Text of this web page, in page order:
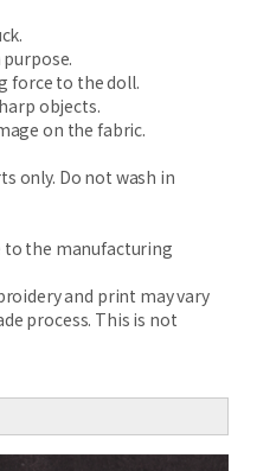
force to the doll.
objects.
on the fabric.
only. Do not wash in
to the manufacturing
and print may vary
process. This is not